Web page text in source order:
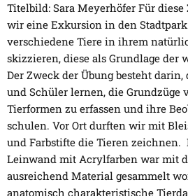
Titelbild: Sara Meyerhöfer Für diese
wir eine Exkursion in den
verschiedene Tiere in ihrem
skizzieren, diese als Grundlage der
Der Zweck der Übung besteht
und Schüler lernen, die Grundzüge
Tierformen zu erfassen und ihre
schulen. Vor Ort durften wir mit
und Farbstifte die Tieren zeichnen.
Leinwand mit Acrylfarben war mit
ausreichend Material gesammelt
anatomisch charakteristische